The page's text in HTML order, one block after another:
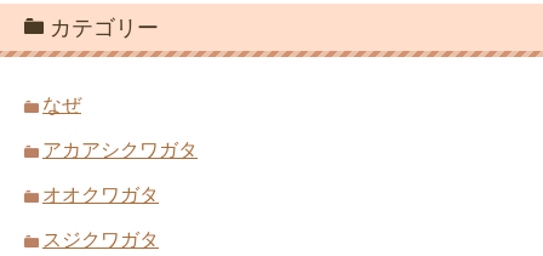
カテゴリー
なぜ
アカアシクワガタ
オオクワガタ
スジクワガタ